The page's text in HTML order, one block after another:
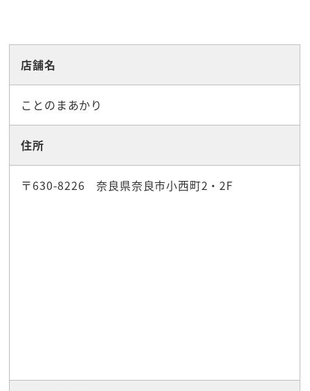
店舗名
ことのまあかり
住所
〒630-8226 奈良県奈良市小西町2・2F